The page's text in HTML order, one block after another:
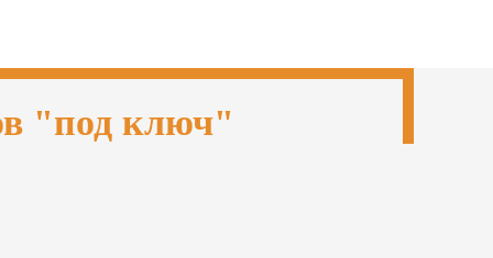
"под ключ"